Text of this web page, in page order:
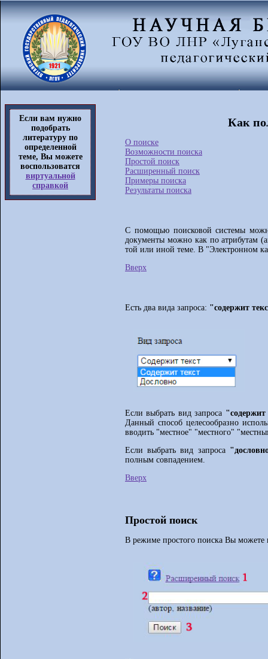
Если вам нужно
подобрать
литературу по
определенной
теме, Вы можете
воспользоватся
виртуальной
справкой
Как
О поиске
Возможности поиска
Простой поиск
Расширенный поиск
Примеры поиска
Результаты поиска
С помощью поисковой системы
документы можно как по атрибутам
той или иной теме. В "Электронном
Вверх
Есть два вида запроса: "содержит
Если выбрать вид запроса "содержит
Данный способ целесообразно
вводить "местное" "местного"
Если выбрать вид запроса
полным совпадением.
Вверх
Простой поиск
В режиме простого поиска Вы